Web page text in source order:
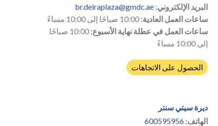
البريد الإلكتروني: br.deiraplaza@gmdc.ae
ساعات العمل العادية:
ساعات العمل في عطلة نهاية الأسبوع:
10:00 صباحًا
إلى 10:00 مساءً
الحصول على الاتجاهات
ديرة سيتي سنتر
الهاتف: 600595956